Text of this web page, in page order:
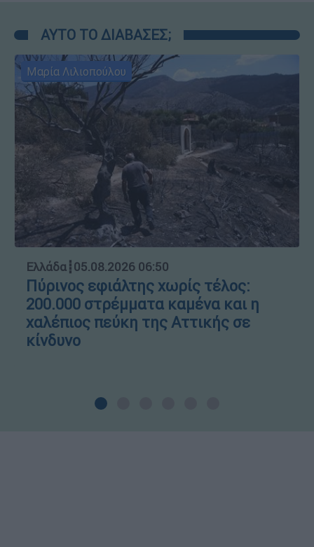
ΑΥΤΟ ΤΟ ΔΙΑΒΑΣΕΣ;
Μαρία Λιλιοπούλου
Ελλάδα┋05.08.2026 06:50
Πύρινος εφιάλτης χωρίς τέλος:
200.000 στρέμματα καμένα και η
χαλέπιος πεύκη της Αττικής σε
κίνδυνο